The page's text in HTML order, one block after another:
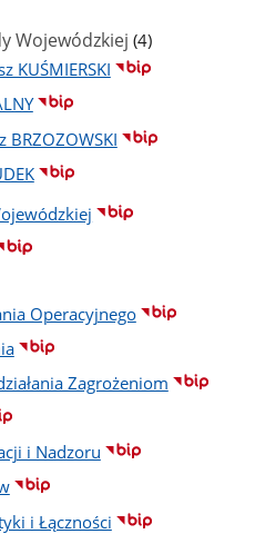
Wojewódzkiej liczba
podstron
(4)
KUŚMIERSKI
BRZOZOWSKI
Operacyjnego
Zagrożeniom
i Nadzoru
i Łączności